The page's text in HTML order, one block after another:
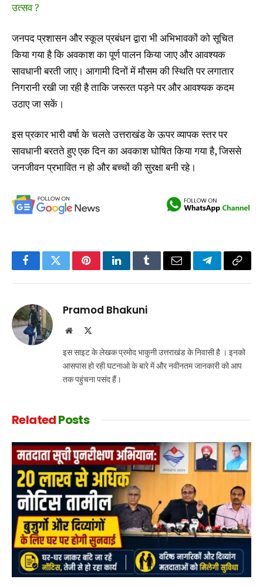
उत्सव ?
जनपद प्रशासन और स्कूल प्रबंधन द्वारा भी अभिभावकों को सूचित
किया गया है कि अवकाश का पूर्ण पालन किया जाए और आवश्यक
सावधानी बरती जाए। आगामी दिनों में मौसम की स्थिति पर लगातार
निगरानी रखी जा रही है ताकि जरूरत पड़ने पर और आवश्यक कदम
उठाए जा सकें।
इस प्रकार भारी वर्षा के चलते उत्तराखंड के ऊपर व्यापक स्तर पर
सावधानी बरतते हुए एक दिन का अवकाश घोषित किया गया है, जिससे
जनजीवन प्रभावित न हो और बच्चों की सुरक्षा बनी रहे।
FacebookTwitterPinterestLinkedInTumblrEmail TelegramCopy
Pramod Bhakuni
Website
इस साइट के लेखक प्रमोद भाकुनी उत्तराखंड के निवासी है । इनको
आसपास हो रही घटनाओ के बारे में और नवीनतम जानकारी को आप
तक पहुंचना पसंद हैं।
RelatedPosts